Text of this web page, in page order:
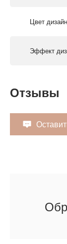
Цвет
Эффект
Отзывы